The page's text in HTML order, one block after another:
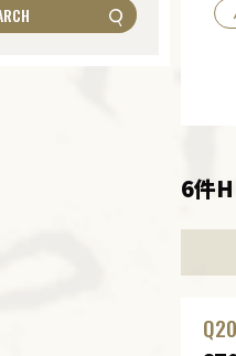
6件
Q